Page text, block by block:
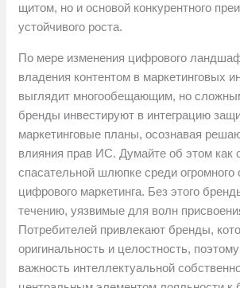
щитом, но и основой конкурентного
устойчивого роста.
По мере изменения цифрового
владения контентом в маркетинговых
выглядит многообещающим, но
бренды инвестируют в интеграцию
маркетинговые планы, осознавая
влияния прав ИС. Думайте об этом как
спасательной шлюпке среди огромного
цифрового маркетинга. Без этого
течению, уязвимые для волн
Потребителей привлекают бренды,
оригинальность и целостность,
важность интеллектуальной